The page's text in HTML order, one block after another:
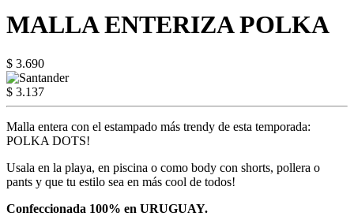
MALLA ENTERIZA POLKA
$ 3.690
$ 3.137
Malla entera con el estampado más trendy de esta temporada:
POLKA DOTS!
Usala en la playa, en piscina o como body con shorts, pollera o
pants y que tu estilo sea en más cool de todos!
Confeccionada 100% en URUGUAY.